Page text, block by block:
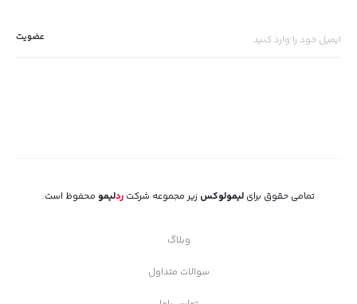
تمامی حقوق برای لیمولوکس زیر مجموعه شرکت ردلیمو محفوظ است.
وبلاگ
سوالات متداول